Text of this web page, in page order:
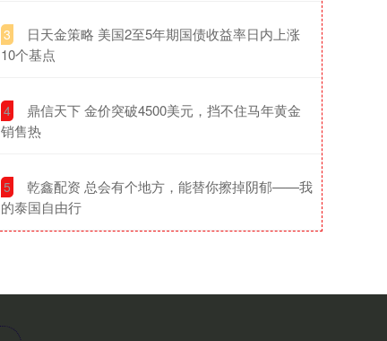
3
​日天金策略 美国2至5年期国债收益率日内上涨
10个基点
4
​鼎信天下 金价突破4500美元，挡不住马年黄金
销售热
5
​乾鑫配资 总会有个地方，能替你擦掉阴郁——我
的泰国自由行